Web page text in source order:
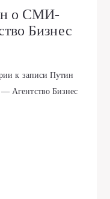
о СМИ-
Бизнес
к записи Путин
Агентство Бизнес